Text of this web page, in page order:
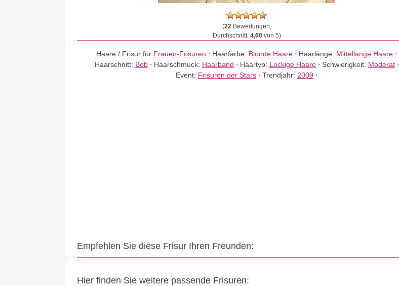
(22Bewertungen,
Durchschnitt: 4,60von 5)
Haare / Frisur für Frauen-Frisuren ⋅ Haarfarbe: Blonde Haare ⋅ Haarlänge: Mittellange Haare ⋅
Haarschnitt: Bob⋅ Haarschmuck: Haarband ⋅ Haartyp: Lockige Haare⋅ Schwierigkeit: Moderat⋅
Event: Frisuren der Stars ⋅Trendjahr: 2009 ⋅
Empfehlen Sie diese Frisur Ihren Freunden:
Hier finden Sie weitere passende Frisuren: